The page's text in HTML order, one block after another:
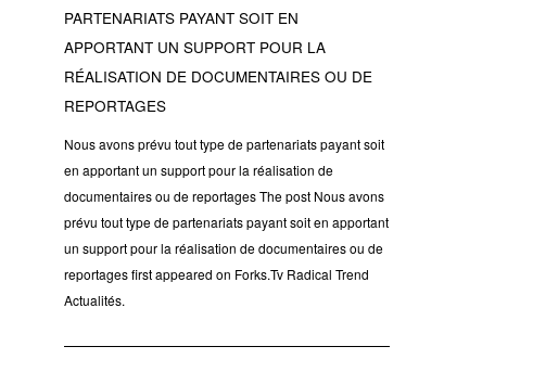
PARTENARIATS PAYANT SOIT EN
APPORTANT UN SUPPORT POUR LA
RÉALISATION DE DOCUMENTAIRES OU DE
REPORTAGES
Nous avons prévu tout type de partenariats payant soit
en apportant un support pour la réalisation de
documentaires ou de reportages The post Nous avons
prévu tout type de partenariats payant soit en apportant
un support pour la réalisation de documentaires ou de
reportages first appeared on Forks.Tv Radical Trend
Actualités.